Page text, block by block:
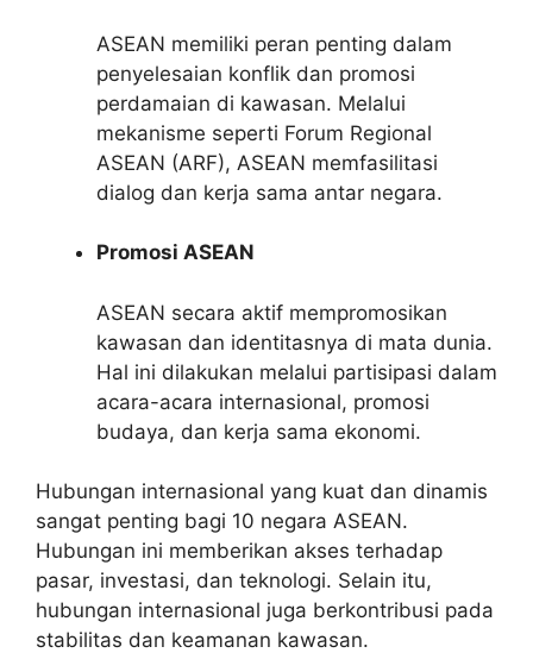
ASEAN memiliki peran penting dalam
penyelesaian konflik dan promosi
perdamaian di kawasan. Melalui
mekanisme seperti Forum Regional
ASEAN (ARF), ASEAN memfasilitasi
dialog dan kerja sama antar negara.
Promosi ASEAN
ASEAN secara aktif mempromosikan
kawasan dan identitasnya di mata dunia.
Hal ini dilakukan melalui partisipasi dalam
acara-acara internasional, promosi
budaya, dan kerja sama ekonomi.
Hubungan internasional yang kuat dan dinamis
sangat penting bagi 10 negara ASEAN.
Hubungan ini memberikan akses terhadap
pasar, investasi, dan teknologi. Selain itu,
hubungan internasional juga berkontribusi pada
stabilitas dan keamanan kawasan.